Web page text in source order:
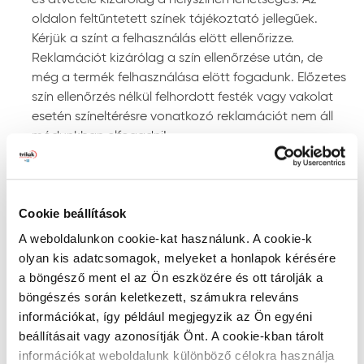
Cookie beállítások
A weboldalunkon cookie-kat használunk. A cookie-k
olyan kis adatcsomagok, melyeket a honlapok kérésére
a böngésző ment el az Ön eszközére és ott tárolják a
böngészés során keletkezett, számukra releváns
információkat, így például megjegyzik az Ön egyéni
beállításait vagy azonosítják Önt. A cookie-kban tárolt
információkat weboldalunk különböző célokra használja
alkalmazásánál kövesse a termékismertetőben
leírtakat.
Felhasználás
Anyagelőkészítés, hígítás:a terméket a feldolgozás
előtt alaposan keverje fel, illetve bizonyos
időközönként festés közben is. A Trinát selyemfényű
zománcfesték felhasználásra kész állapotban kerül
forgalomba, hígítása nem szükséges. Amennyiben
felhordáshoz max. 2%, préslevegős szóráshoz max.
10% Trinát szintetikus hígítóval hígítsa. A szerszámok
tisztítása és az elcseppenések eltávolítása a
megszáradásuk előtt szintetikus hígítóval vagy
lakkbenzinnel lehetséges.
Felhordás módja:ecsettel, lakkhengerrel vagy
szórással. Szóráshoz a szórási paramétereket az
adott géptípushoz kell beállítani. Irányadó
oldalon feltűntetett színek tájékoztató jellegűek.
Kérjük a színt a felhasználás elött ellenőrizze.
Reklamációt kizárólag a szín ellenőrzése után, de
még a termék felhasználása elött fogadunk. Előzetes
szín ellenőrzés nélkül felhordott festék vagy vakolat
esetén színeltérésre vonatkozó reklamációt nem áll
módunkban elfogadni!
kereséshez írja be a szín kódját a lenti mezőbe az
alábbiak szerint:
- RAL kód: a RAL szó után szóközzel írjon be 4
számkaraktert (pl. RAL 7001)
- NCS kód: az S betű után szóközzel írjon be 4
számkaraktert, kötőjelet, majd további 1 vagy 4 karaktert
(pl. S 0515-Y60R).
- PPG Voice of Color kód: PPG kezdettel, szóköz nélkül